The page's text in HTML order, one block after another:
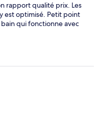
rapport qualité prix. Les
est optimisé. Petit point
qui fonctionne avec